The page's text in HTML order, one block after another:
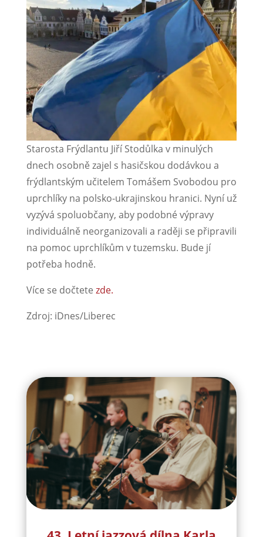
Starosta Frýdlantu Jiří Stodůlka v minulých
dnech osobně zajel s hasičskou dodávkou a
frýdlantským učitelem Tomášem Svobodou pro
uprchlíky na polsko-ukrajinskou hranici. Nyní už
vyzývá spoluobčany, aby podobné výpravy
individuálně neorganizovali a raději se připravili
na pomoc uprchlíkům v tuzemsku. Bude jí
potřeba hodně.
Více se dočtete zde.
Zdroj: iDnes/Liberec